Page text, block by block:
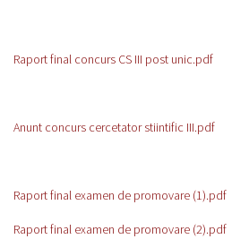
Raport final concurs CS III post unic.pdf
Anunt concurs cercetator stiintific III.pdf
Raport final examen de promovare (1).pdf
Raport final examen de promovare (2).pdf